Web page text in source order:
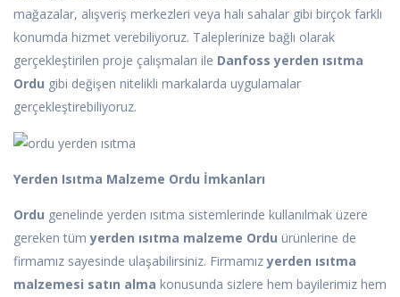
mağazalar, alışveriş merkezleri veya halı sahalar gibi birçok farklı
konumda hizmet verebiliyoruz. Taleplerinize bağlı olarak
gerçekleştirilen proje çalışmaları ile Danfoss yerden ısıtma
Ordu gibi değişen nitelikli markalarda uygulamalar
gerçekleştirebiliyoruz.
Yerden Isıtma Malzeme Ordu İmkanları
Ordu genelinde yerden ısıtma sistemlerinde kullanılmak üzere
gereken tümyerden ısıtma malzeme Ordu ürünlerine de
firmamız sayesinde ulaşabilirsiniz. Firmamızyerden ısıtma
malzemesi satın alma konusunda sizlere hem bayilerimiz hem